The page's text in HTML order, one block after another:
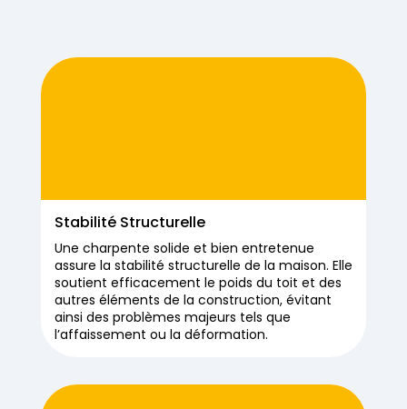
Stabilité Structurelle
Une charpente solide et bien entretenue
assure la stabilité structurelle de la maison. Elle
soutient efficacement le poids du toit et des
autres éléments de la construction, évitant
ainsi des problèmes majeurs tels que
l’affaissement ou la déformation.